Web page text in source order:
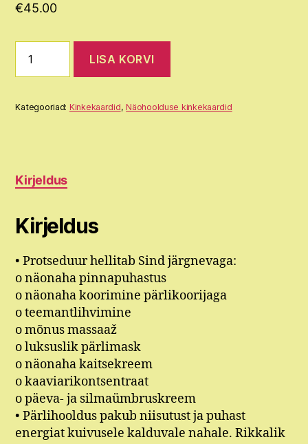
€45.00
luksuslik
pärlihooldus
teemantlihvimisega!
kogus
LISA KORVI
Kategooriad: Kinkekaardid,Näohoolduse kinkekaardid
Kirjeldus
Kirjeldus
• Protseduur hellitab Sind järgnevaga:
o näonaha pinnapuhastus
o näonaha koorimine pärlikoorijaga
o teemantlihvimine
o mõnus massaaž
o luksuslik pärlimask
o näonaha kaitsekreem
o kaaviarikontsentraat
o päeva- ja silmaümbruskreem
• Pärlihooldus pakub niisutust ja puhast
energiat kuivusele kalduvale nahale. Rikkalik